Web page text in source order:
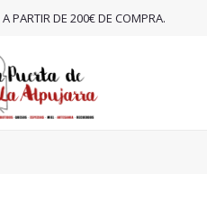
A PARTIR DE 200€ DE COMPRA.